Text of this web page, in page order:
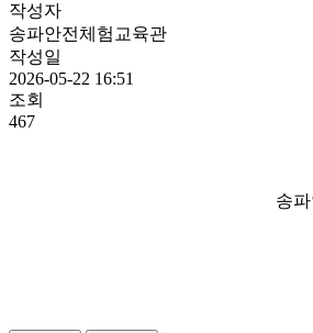
작성자
송파안전체험교육관
작성일
2026-05-22 16:51
조회
467
송